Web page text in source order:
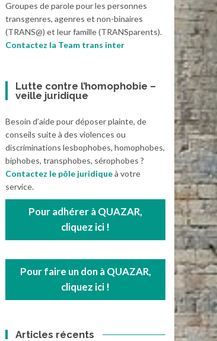
Groupes de parole pour les personnes
transgenres, agenres et non-binaires
(TRANS@) et leur famille (TRANSparents).
Contactez la Team trans inter
Lutte contre l’homophobie –
veille juridique
Besoin d’aide pour déposer plainte, de
conseils suite à des violences ou
discriminations lesbophobes, homophobes,
biphobes, transphobes, sérophobes ?
Contactez le pôle juridiqueà votre
service.
Pour adhérer à QUAZAR,
cliquez ici !
Pour faire un don à QUAZAR,
cliquez ici !
Articles récents